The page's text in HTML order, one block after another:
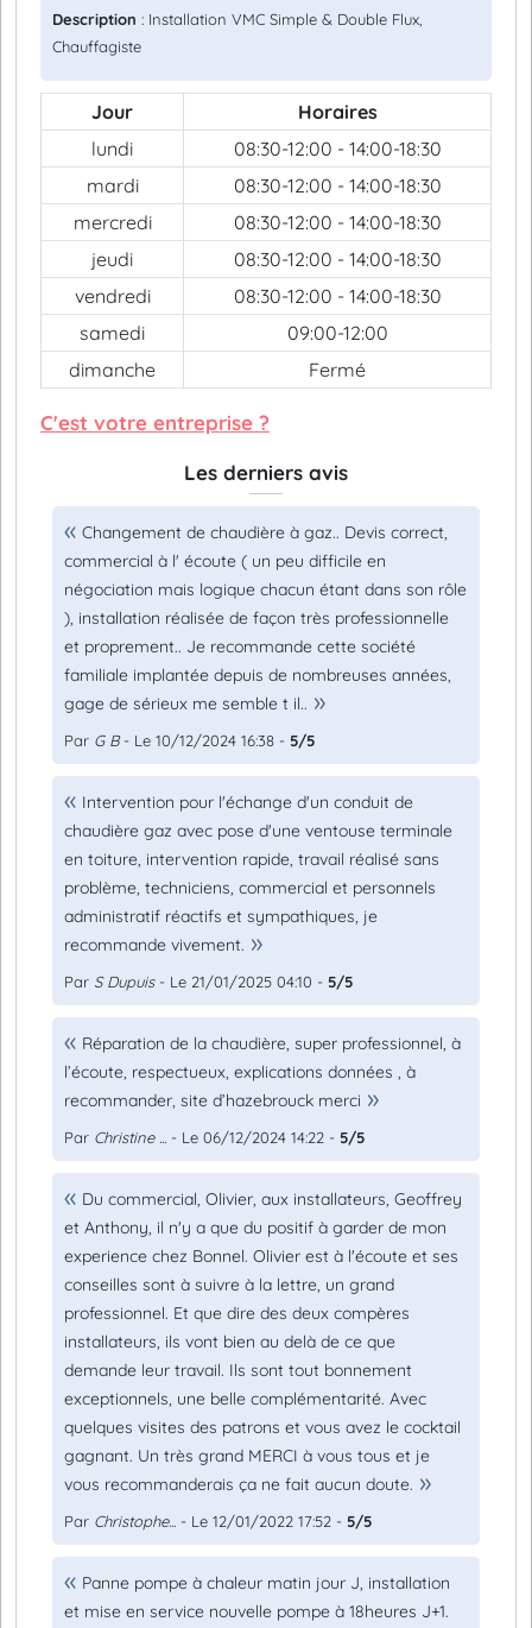
Description : Installation VMC Simple & Double Flux,
Chauffagiste
Jour
Horaires
lundi
08:30-12:00 - 14:00-18:30
mardi
08:30-12:00 - 14:00-18:30
mercredi
08:30-12:00 - 14:00-18:30
jeudi
08:30-12:00 - 14:00-18:30
vendredi
08:30-12:00 - 14:00-18:30
samedi
09:00-12:00
dimanche
Fermé
C'est votre entreprise ?
Les derniers avis
Changement de chaudière à gaz.. Devis correct,
commercial à l' écoute ( un peu difficile en
négociation mais logique chacun étant dans son rôle
), installation réalisée de façon très professionnelle
et proprement.. Je recommande cette société
familiale implantée depuis de nombreuses années,
gage de sérieux me semble t il..
Par G B- Le 10/12/2024 16:38 - 5/5
Intervention pour l'échange d'un conduit de
chaudière gaz avec pose d'une ventouse terminale
en toiture, intervention rapide, travail réalisé sans
problème, techniciens, commercial et personnels
administratif réactifs et sympathiques, je
recommande vivement.
Par S Dupuis- Le 21/01/2025 04:10 - 5/5
Réparation de la chaudière, super professionnel, à
l’écoute, respectueux, explications données , à
recommander, site d’hazebrouck merci
Par Christine ... - Le 06/12/2024 14:22 - 5/5
Du commercial, Olivier, aux installateurs, Geoffrey
et Anthony, il n'y a que du positif à garder de mon
experience chez Bonnel. Olivier est à l'écoute et ses
conseilles sont à suivre à la lettre, un grand
professionnel. Et que dire des deux compères
installateurs, ils vont bien au delà de ce que
demande leur travail. Ils sont tout bonnement
exceptionnels, une belle complémentarité. Avec
quelques visites des patrons et vous avez le cocktail
gagnant. Un très grand MERCI à vous tous et je
vous recommanderais ça ne fait aucun doute.
Par Christophe... - Le 12/01/2022 17:52 - 5/5
Panne pompe à chaleur matin jour J, installation
et mise en service nouvelle pompe à 18heures J+1.